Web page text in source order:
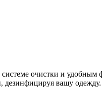
очистки и
дезинфицируя вашу одежду.